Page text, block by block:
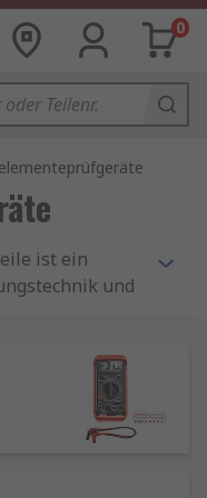
0
ist ein
und
führenden
Ohmite,
Arnoux,